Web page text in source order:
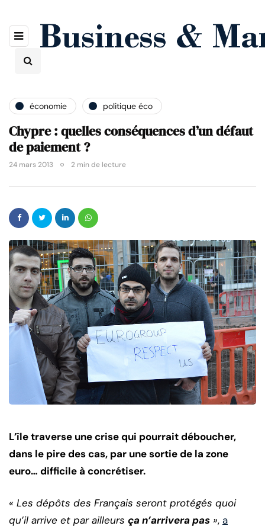
économie politique éco
Chypre : quelles conséquences d’un défaut
de paiement ?
24 mars 2013 2 min de lecture
L’île traverse une crise qui pourrait déboucher,
dans le pire des cas, par une sortie de la zone
euro… difficile à concrétiser.
« Les dépôts des Français seront protégés quoi
qu’il arrive et par ailleurs ça n’arrivera pas », a